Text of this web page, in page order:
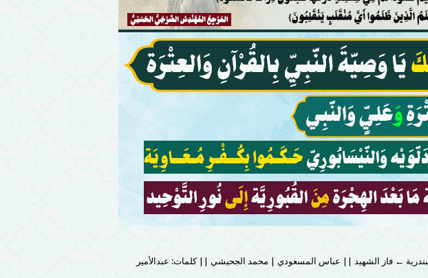
← فاز الشهيد || عباس المسعودي | محمد الجحيشي || كلمات: عبدالأمير